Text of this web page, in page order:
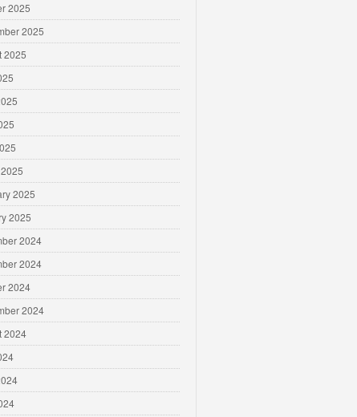
2025
2025
2025
2025
2025
2024
2024
2024
2024
2024